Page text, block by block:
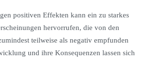
positiven Effekten kann ein zu starkes
hervorrufen, die von den
teilweise als negativ empfunden
und ihre Konsequenzen lassen sich